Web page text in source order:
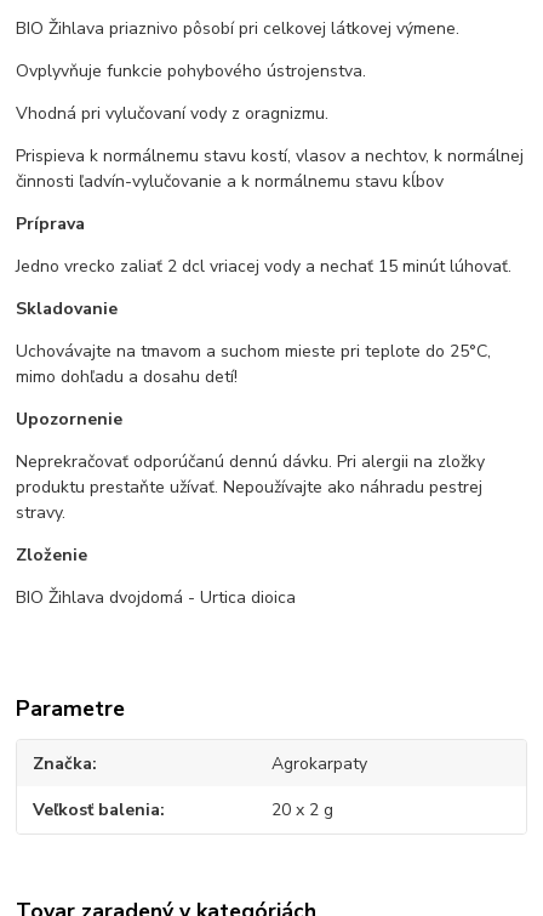
BIO Žihlava priaznivo pôsobí pri celkovej látkovej výmene.
Ovplyvňuje funkcie pohybového ústrojenstva.
Vhodná pri vylučovaní vody z oragnizmu.
Prispieva k normálnemu stavu kostí, vlasov a nechtov, k normálnej
činnosti ľadvín-vylučovanie a k normálnemu stavu kĺbov
Príprava
Jedno vrecko zaliať 2 dcl vriacej vody a nechať 15 minút lúhovať.
Skladovanie
Uchovávajte na tmavom a suchom mieste pri teplote do 25°C,
mimo dohľadu a dosahu detí!
Upozornenie
Neprekračovať odporúčanú dennú dávku. Pri alergii na zložky
produktu prestaňte užívať. Nepoužívajte ako náhradu pestrej
stravy.
Zloženie
BIO Žihlava dvojdomá - Urtica dioica
Parametre
Značka Agrokarpaty
Veľkosť balenia 20 x 2 g